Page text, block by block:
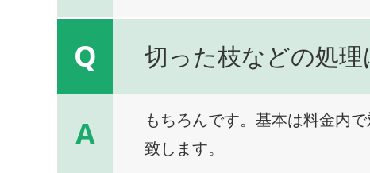
Q 切った枝などの処
A
もちろんです。基本は料金内
致します。